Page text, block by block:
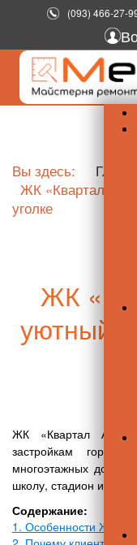
(093) 466-27-
Вы здесь:
ЖК «Квартал
уголке
ЖК
уютный
ЖК «Квартал
застройкам
многоэтажных домов,
школу, стадион и
Содержание:
1. Особенности ЖК